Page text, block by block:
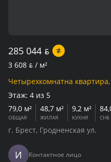
285 044 BYN
3 608 BYN / м²
Четырехкомнатна
Этаж: 4 из 5
79,0 м²
ОБЩАЯ
48,7 м²
ЖИЛАЯ
9,2 м²
КУХНЯ СНБ
г. Брест, Гродненская ул.
И Контактное лицо